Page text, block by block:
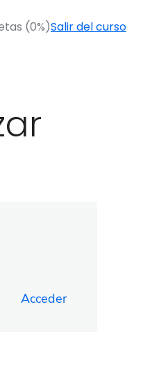
(0%)Salir del curso
Acceder